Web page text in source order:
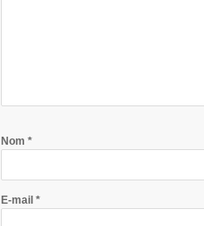
Nom *
E-mail *